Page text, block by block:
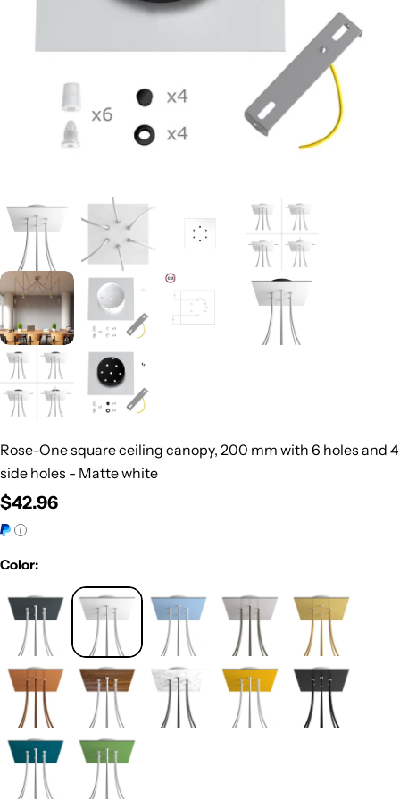
Rose-One square ceiling canopy, 200 mm with 6 holes and 4
side holes - Matte white
Regular
price
$42.96
Color: